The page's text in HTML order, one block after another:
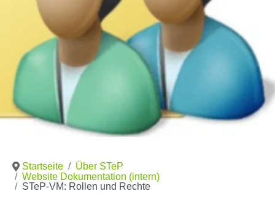
Startseite
Über STeP
Website Dokumentation (intern)
STeP-VM: Rollen und Rechte